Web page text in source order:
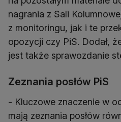
nagrania z Sali
z monitoringu, jak i te
opozycji czy PiS. Dodał,
jest także sprawozdanie
Zeznania posłów PiS
- Kluczowe znaczenie w
mają zeznania posłów